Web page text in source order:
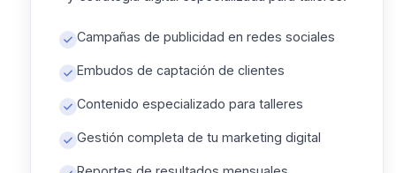
Campañas de publicidad en redes sociales
Embudos de captación de clientes
Contenido especializado para talleres
Gestión completa de tu marketing digital